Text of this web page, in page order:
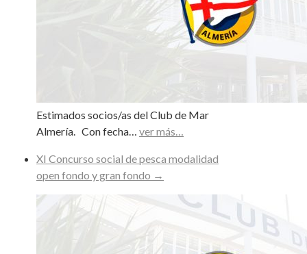
Estimados socios/as del Club de Mar
Almería. Con fecha… ver más…
XI Concurso social de pesca modalidad
open fondo y gran fondo →